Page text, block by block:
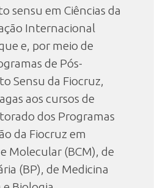
sensu em Ciências da
Internacional
e, por meio de
de Pós-
Sensu da Fiocruz,
aos cursos de
dos Programas
da Fiocruz em
Molecular (BCM), de
(BP), de Medicina